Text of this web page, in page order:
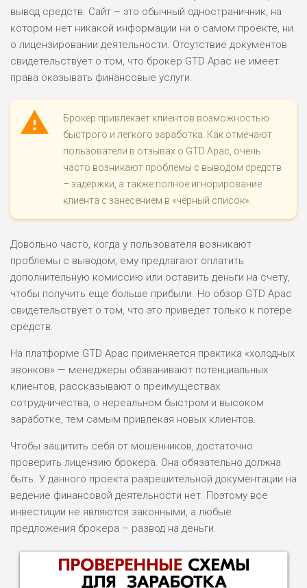
вывод средств. Сайт – это обычный одностраничник, на
котором нет никакой информации ни о самом проекте, ни
о лицензировании деятельности. Отсутствие документов
свидетельствует о том, что брокер GTD Apac не имеет
права оказывать финансовые услуги.
Брокер привлекает клиентов возможностью
быстрого и легкого заработка. Как отмечают
пользователи в отзывах о GTD Apac, очень
часто возникают проблемы с выводом средств
– задержки, а также полное игнорирование
клиента с занесением в «чёрный список».
Довольно часто, когда у пользователя возникают
проблемы с выводом, ему предлагают оплатить
дополнительную комиссию или оставить деньги на счету,
чтобы получить еще больше прибыли. Но обзор GTD Apac
свидетельствует о том, что это приведет только к потере
средств.
На платформе GTD Apac применяется практика «холодных
звонков» — менеджеры обзванивают потенциальных
клиентов, рассказывают о преимуществах
сотрудничества, о нереальном быстром и высоком
заработке, тем самым привлекая новых клиентов.
Чтобы защитить себя от мошенников, достаточно
проверить лицензию брокера. Она обязательно должна
быть. У данного проекта разрешительной документации на
ведение финансовой деятельности нет. Поэтому все
инвестиции не являются законными, а любые
предложения брокера – развод на деньги.